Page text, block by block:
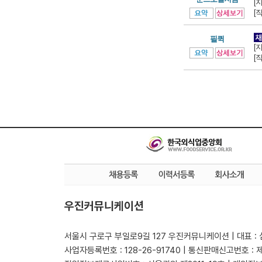
[
[
필퀵
[
[
우진커뮤니케이션
서울시 구로구 부일로9길 127 우진커뮤니케이션 | 대표 :
사업자등록번호 : 128-26-91740 | 통신판매신고번호 :